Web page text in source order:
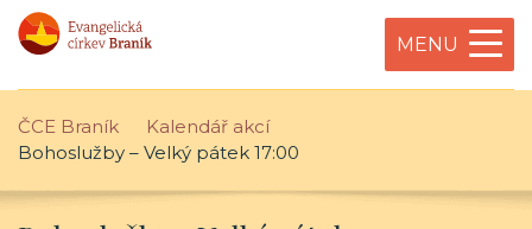
MENU
ČCE Braník
Kalendář akcí
Bohoslužby – Velký pátek 17:00